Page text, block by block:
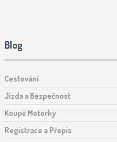
Blog
Cestování
Jízda a Bezpečnost
Koupě Motorky
Registrace a Přepis